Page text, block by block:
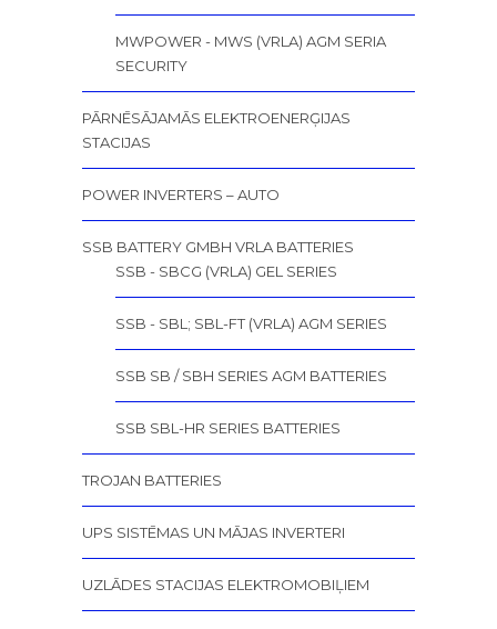
MWPOWER - MWS (VRLA) AGM SERIA
SECURITY
PĀRNĒSĀJAMĀS ELEKTROENERĢIJAS
STACIJAS
POWER INVERTERS – AUTO
SSB BATTERY GMBH VRLA BATTERIES
SSB - SBCG (VRLA) GEL SERIES
SSB - SBL; SBL-FT (VRLA) AGM SERIES
SSB SB / SBH SERIES AGM BATTERIES
SSB SBL-HR SERIES BATTERIES
TROJAN BATTERIES
UPS SISTĒMAS UN MĀJAS INVERTERI
UZLĀDES STACIJAS ELEKTROMOBIĻIEM